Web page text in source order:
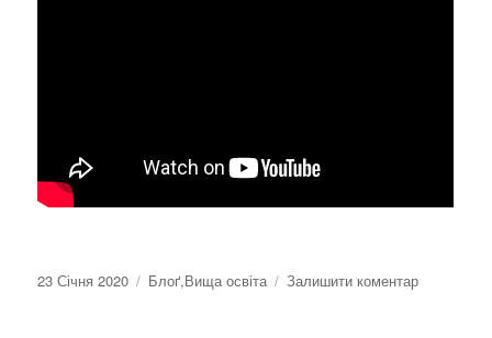
Оприлюднено
23 Січня 2020 Категорії
Блоґ,Вища освіта Залишити коментардо